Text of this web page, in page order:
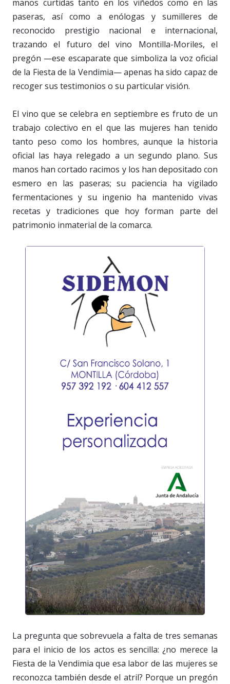
manos curtidas tanto en los viñedos como en las
paseras, así como a enólogas y sumilleres de
reconocido prestigio nacional e internacional,
trazando el futuro del vino Montilla-Moriles, el
pregón —ese escaparate que simboliza la voz oficial
de la Fiesta de la Vendimia— apenas ha sido capaz de
recoger sus testimonios o su particular visión.
El vino que se celebra en septiembre es fruto de un
trabajo colectivo en el que las mujeres han tenido
tanto peso como los hombres, aunque la historia
oficial las haya relegado a un segundo plano. Sus
manos han cortado racimos y los han depositado con
esmero en las paseras; su paciencia ha vigilado
fermentaciones y su ingenio ha mantenido vivas
recetas y tradiciones que hoy forman parte del
patrimonio inmaterial de la comarca.
La pregunta que sobrevuela a falta de tres semanas
para el inicio de los actos es sencilla: ¿no merece la
Fiesta de la Vendimia que esa labor de las mujeres se
reconozca también desde el atril? Porque un pregón